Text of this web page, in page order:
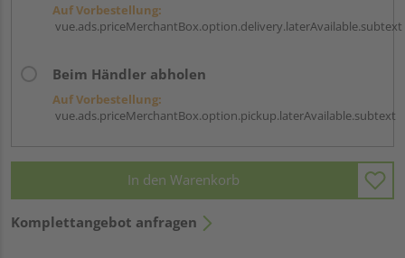
Auf Vorbestellung:
vue.ads.priceMerchantBox.option.delivery.laterAvailable.subtext
Beim Händler abholen
Auf Vorbestellung:
vue.ads.priceMerchantBox.option.pickup.laterAvailable.subtext
In den Warenkorb
Komplettangebot anfragen